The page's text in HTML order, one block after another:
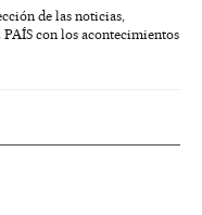
de las noticias,
con los acontecimientos